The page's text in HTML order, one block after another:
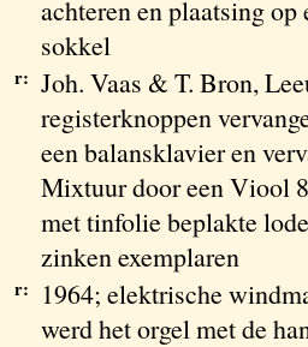
achteren en plaatsing op
sokkel
r: Joh. Vaas & T. Bron,
registerknoppen
een balansklavier en
Mixtuur door een Viool
met tinfolie beplakte
zinken exemplaren
r:
1964; elektrische
werd het orgel met de